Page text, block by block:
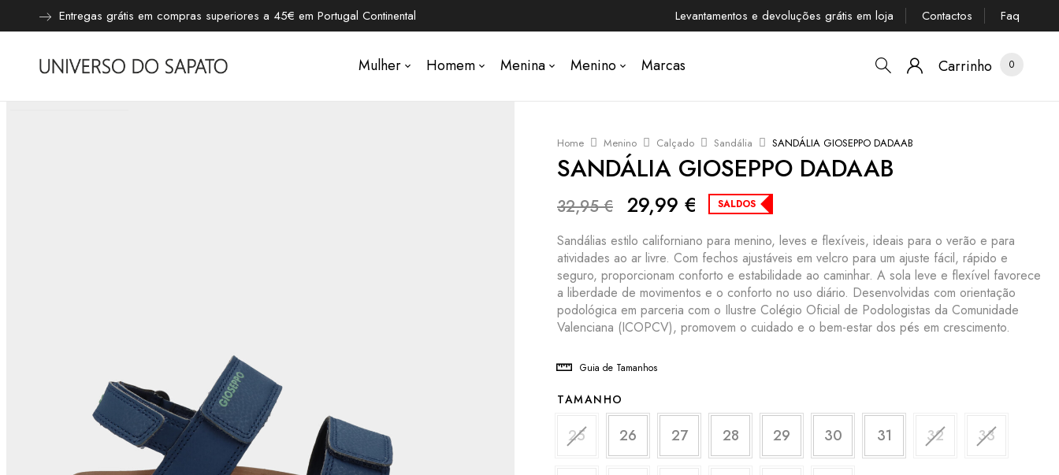
Entregas grátis em compras superiores a 45€ em Portugal Continental Levantamentos e devoluções grátis em loja Contactos Faq
Mulher Homem Menina Menino Marcas Carrinho 0
Home Menino Calçado Sandália SANDÁLIA GIOSEPPO DADAAB
SANDÁLIA GIOSEPPO DADAAB
32,95€ 29,99 € SALDOS
Sandálias estilo californiano para menino, leves e flexíveis, ideais para o verão e para
atividades ao ar livre. Com fechos ajustáveis em velcro para um ajuste fácil, rápido e
seguro, proporcionam conforto e estabilidade ao caminhar. A sola leve e flexível favorece
a liberdade de movimentos e o conforto no uso diário. Desenvolvidas com orientação
podológica em parceria com o Ilustre Colégio Oficial de Podologistas da Comunidade
Valenciana (ICOPCV), promovem o cuidado e o bem-estar dos pés em crescimento.
Guia de Tamanhos
TAMANHO
25 26 27 28 29 30 31 32 33